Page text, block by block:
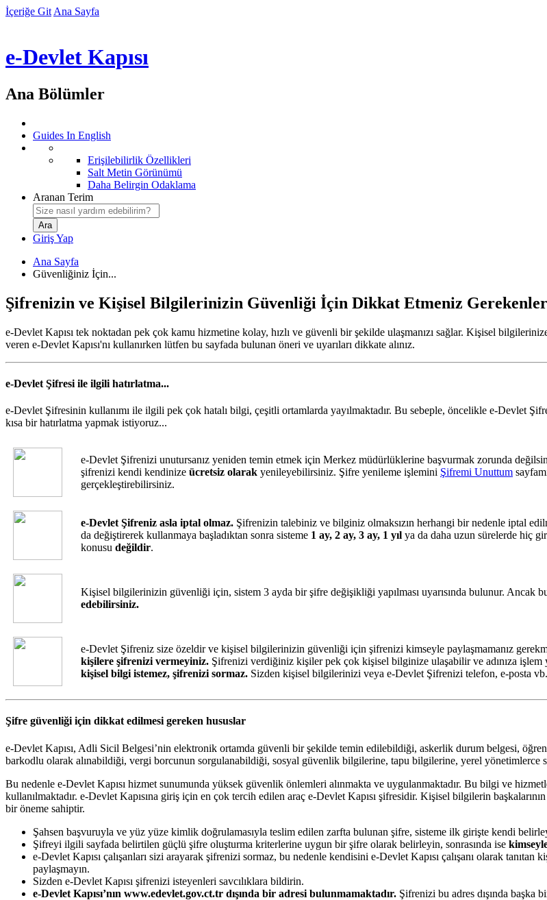
İçeriğe Git Ana Sayfa
e-Devlet Kapısı
Ana Bölümler
Guides In English
Erişilebilirlik Özellikleri
Salt Metin Görünümü
Daha Belirgin Odaklama
Aranan Terim
Giriş Yap
Ana Sayfa
Güvenliğiniz İçin...
Şifrenizin ve Kişisel Bilgilerinizin Güvenliği İçin Dikkat Etmeniz Gerekenler
e-Devlet Kapısı tek noktadan pek çok kamu hizmetine kolay, hızlı ve güvenli bir şekilde ulaşmanızı sağlar. Kişisel
veren e-Devlet Kapısı'nı kullanırken lütfen bu sayfada bulunan öneri ve uyarıları dikkate alınız.
e-Devlet Şifresi ile ilgili hatırlatma...
e-Devlet Şifresinin kullanımı ile ilgili pek çok hatalı bilgi, çeşitli ortamlarda yayılmaktadır. Bu sebeple, öncelikle e-Devlet
kısa bir hatırlatma yapmak istiyoruz...
e-Devlet Şifrenizi unutursanız yeniden temin etmek için Merkez müdürlüklerine başvurmak zorunda
şifrenizi kendi kendinize ücretsiz olarak yenileyebilirsiniz. Şifre yenileme işlemini Şifremi Unuttum
gerçekleştirebilirsiniz.
e-Devlet Şifreniz asla iptal olmaz. Şifrenizin talebiniz ve bilginiz olmaksızın herhangi bir nedenle iptal
da değiştirerek kullanmaya başladıktan sonra sisteme 1 ay, 2 ay, 3 ay, 1 yıl ya da daha uzun sürelerde hiç
konusu değildir.
Kişisel bilgilerinizin güvenliği için, sistem 3 ayda bir şifre değişikliği yapılması uyarısında bulunur. Ancak
edebilirsiniz.
e-Devlet Şifreniz size özeldir ve kişisel bilgilerinizin güvenliği için şifrenizi kimseyle paylaşmamanız
kişilere şifrenizi vermeyiniz. Şifrenizi verdiğiniz kişiler pek çok kişisel bilginize ulaşabilir ve adınıza işlem
kişisel bilgi istemez, şifrenizi sormaz. Sizden kişisel bilgilerinizi veya e-Devlet Şifrenizi telefon, e-posta
Şifre güvenliği için dikkat edilmesi gereken hususlar
e-Devlet Kapısı, Adli Sicil Belgesi’nin elektronik ortamda güvenli bir şekilde temin edilebildiği, askerlik durum belgesi,
barkodlu olarak alınabildiği, vergi borcunun sorgulanabildiği, sosyal güvenlik bilgilerine, tapu bilgilerine, yerel
Bu nedenle e-Devlet Kapısı hizmet sunumunda yüksek güvenlik önlemleri alınmakta ve uygulanmaktadır. Bu bilgi ve
kullanılmaktadır. e-Devlet Kapısına giriş için en çok tercih edilen araç e-Devlet Kapısı şifresidir. Kişisel bilgilerin
bir öneme sahiptir.
Şahsen başvuruyla ve yüz yüze kimlik doğrulamasıyla teslim edilen zarfta bulunan şifre, sisteme ilk girişte kendi
Şifreyi ilgili sayfada belirtilen güçlü şifre oluşturma kriterlerine uygun bir şifre olarak belirleyin, sonrasında ise
e-Devlet Kapısı çalışanları sizi arayarak şifrenizi sormaz, bu nedenle kendisini e-Devlet Kapısı çalışanı olarak
paylaşmayın.
Sizden e-Devlet Kapısı şifrenizi isteyenleri savcılıklara bildirin.
e-Devlet Kapısı’nın www.edevlet.gov.ct.tr dışında bir adresi bulunmamaktadır. Şifrenizi bu adres dışında başka